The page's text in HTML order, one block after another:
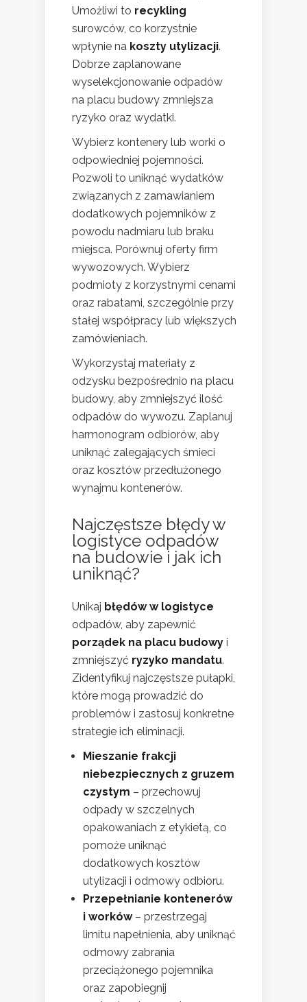
Umożliwi to recykling
surowców, co korzystnie
wpłynie na koszty utylizacji.
Dobrze zaplanowane
wyselekcjonowanie odpadów
na placu budowy zmniejsza
ryzyko oraz wydatki.
Wybierz kontenery lub worki o
odpowiedniej pojemności.
Pozwoli to uniknąć wydatków
związanych z zamawianiem
dodatkowych pojemników z
powodu nadmiaru lub braku
miejsca. Porównuj oferty firm
wywozowych. Wybierz
podmioty z korzystnymi cenami
oraz rabatami, szczególnie przy
stałej współpracy lub większych
zamówieniach.
Wykorzystaj materiały z
odzysku bezpośrednio na placu
budowy, aby zmniejszyć ilość
odpadów do wywozu. Zaplanuj
harmonogram odbiorów, aby
uniknąć zalegających śmieci
oraz kosztów przedłużonego
wynajmu kontenerów.
Najczęstsze błędy w
logistyce odpadów
na budowie i jak ich
uniknąć?
Unikaj błędów w logistyce
odpadów, aby zapewnić
porządek na placu budowy i
zmniejszyć ryzyko mandatu.
Zidentyfikuj najczęstsze pułapki,
które mogą prowadzić do
problemów i zastosuj konkretne
strategie ich eliminacji.
Mieszanie frakcji
niebezpiecznych z gruzem
czystym – przechowuj
odpady w szczelnych
opakowaniach z etykietą, co
pomoże uniknąć
dodatkowych kosztów
utylizacji i odmowy odbioru.
Przepełnianie kontenerów
i worków– przestrzegaj
limitu napełnienia, aby uniknąć
odmowy zabrania
przeciążonego pojemnika
oraz zapobiegnij